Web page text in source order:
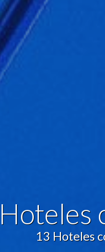
Hoteles
13 Hoteles
Modificar cookies
Técnicas y funcionales
Permiten realizar el
medición de la actividad de la
los usuarios con el fin de
que hacen los usuarios del
del usuario para mejorar la
experiencia a través de